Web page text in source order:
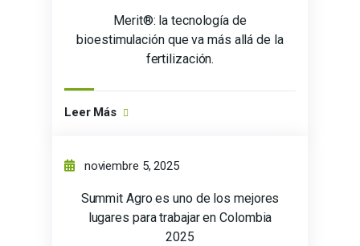
Merit®: la tecnología de
bioestimulación que va más allá de la
fertilización.
Leer Más
noviembre 5, 2025
Summit Agro es uno de los mejores
lugares para trabajar en Colombia
2025